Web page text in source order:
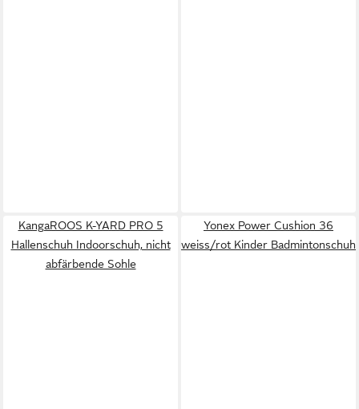
KangaROOS K-YARD PRO 5
Hallenschuh Indoorschuh, nicht
abfärbende Sohle
Yonex Power Cushion 36
weiss/rot Kinder Badmintonschuh